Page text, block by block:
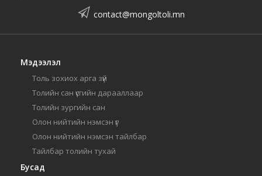
contact@mongoltoli.mn
Мэдээлэл
Толь зохиох арга зүй
Толийн сан үсгийн дарааллаар
Толийн зургийн сан
Олон нийтийн нэмсэн үг
Олон нийтийн нэмсэн тайлбар
Тайлбар толийн тухай
Бусад